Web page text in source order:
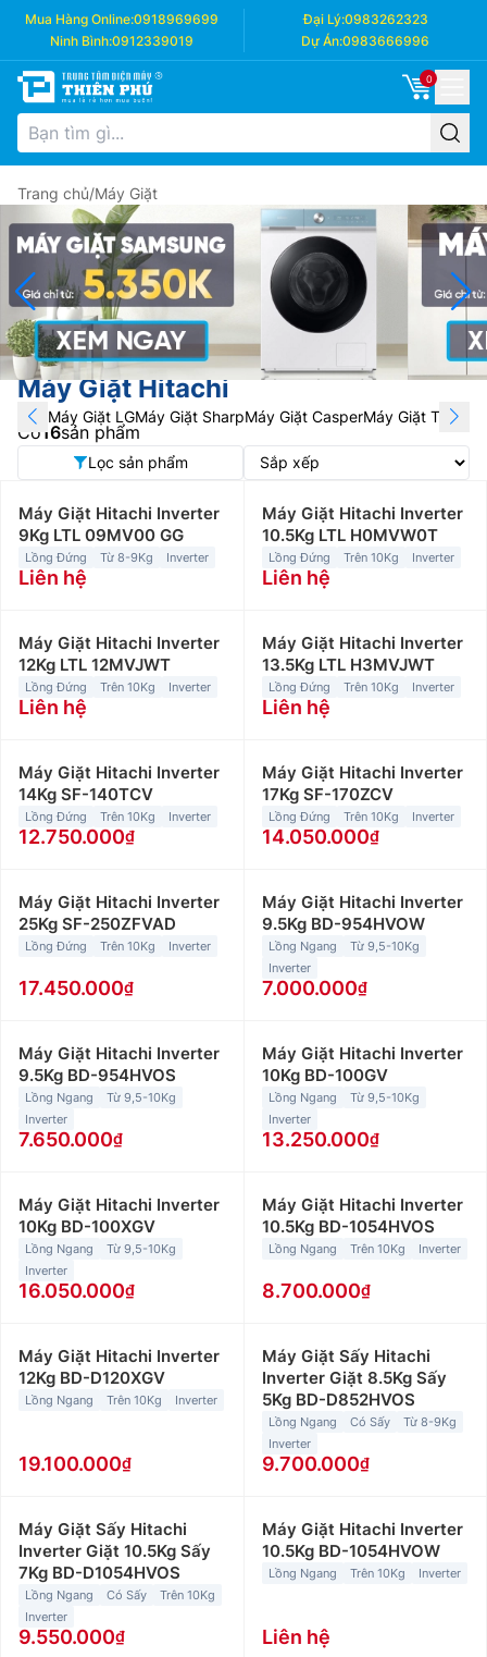
Mua Hàng Online:0918969699 Đại Lý:0983262323
Ninh Bình:0912339019 Dự Án:0983666996
0
Trang chủ/Máy Giặt
Máy Giặt Hitachi
Máy Giặt LGMáy Giặt SharpMáy Giặt CasperMáy Giặt Toshiba
Có 16sản phẩm
Lọc sản phẩm
Máy Giặt Hitachi Inverter
9Kg LTL 09MV00 GG
Lồng Đứng Từ 8-9Kg Inverter
Liên hệ
Máy Giặt Hitachi Inverter
10.5Kg LTL H0MVW0T
Lồng Đứng Trên 10Kg Inverter
Liên hệ
Máy Giặt Hitachi Inverter
12Kg LTL 12MVJWT
Lồng Đứng Trên 10Kg Inverter
Liên hệ
Máy Giặt Hitachi Inverter
13.5Kg LTL H3MVJWT
Lồng Đứng Trên 10Kg Inverter
Liên hệ
Máy Giặt Hitachi Inverter
14Kg SF-140TCV
Lồng Đứng Trên 10Kg Inverter
12.750.000
Máy Giặt Hitachi Inverter
17Kg SF-170ZCV
Lồng Đứng Trên 10Kg Inverter
14.050.000
Máy Giặt Hitachi Inverter
25Kg SF-250ZFVAD
Lồng Đứng Trên 10Kg Inverter
17.450.000
Máy Giặt Hitachi Inverter
9.5Kg BD-954HVOW
Lồng Ngang
Từ 9,5-10Kg
Inverter
7.000.000
Máy Giặt Hitachi Inverter
9.5Kg BD-954HVOS
Lồng Ngang
Từ 9,5-10Kg
Inverter
7.650.000
Máy Giặt Hitachi Inverter
10Kg BD-100GV
Lồng Ngang
Từ 9,5-10Kg
Inverter
13.250.000
Máy Giặt Hitachi Inverter
10Kg BD-100XGV
Lồng Ngang
Từ 9,5-10Kg
Inverter
16.050.000
Máy Giặt Hitachi Inverter
10.5Kg BD-1054HVOS
Lồng Ngang Trên 10Kg Inverter
8.700.000
Máy Giặt Hitachi Inverter
12Kg BD-D120XGV
Lồng Ngang Trên 10Kg Inverter
19.100.000
Máy Giặt Sấy Hitachi
Inverter Giặt 8.5Kg Sấy
5Kg BD-D852HVOS
Lồng Ngang Có Sấy
Từ 8-9Kg
Inverter
9.700.000
Máy Giặt Sấy Hitachi
Inverter Giặt 10.5Kg Sấy
7Kg BD-D1054HVOS
Lồng Ngang Có Sấy
Trên 10Kg
Inverter
9.550.000
Máy Giặt Hitachi Inverter
10.5Kg BD-1054HVOW
Lồng Ngang Trên 10Kg Inverter
Liên hệ